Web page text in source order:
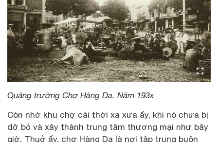
Quảng trường Chợ Hàng Da. Năm 193x
Còn nhớ khu chợ cái thời xa xưa ấy, khi nó chưa bị
dỡ bỏ và xây thành trung tâm thương mại như bây
giờ. Thuở ấy, chợ Hàng Da là nơi tập trung buôn